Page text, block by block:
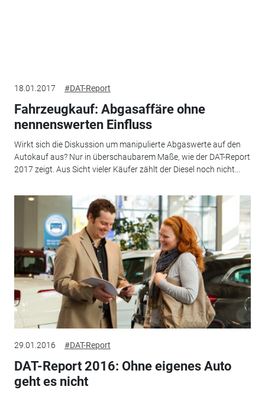
18.01.2017 #DAT-Report
Fahrzeugkauf: Abgasaffäre ohne
nennenswerten Einfluss
Wirkt sich die Diskussion um manipulierte Abgaswerte auf den
Autokauf aus? Nur in überschaubarem Maße, wie der DAT-Report
2017 zeigt. Aus Sicht vieler Käufer zählt der Diesel noch nicht...
29.01.2016 #DAT-Report
DAT-Report 2016: Ohne eigenes Auto
geht es nicht